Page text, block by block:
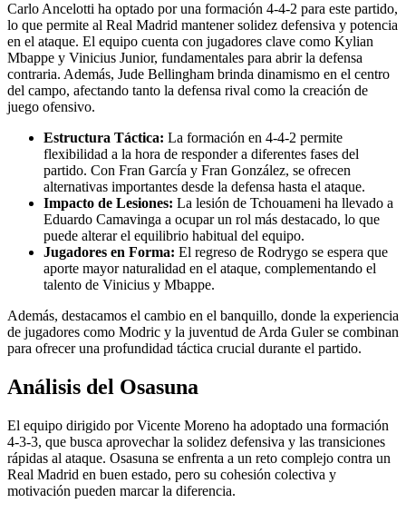
Carlo Ancelotti ha optado por una formación 4-4-2 para este partido,
lo que permite al Real Madrid mantener solidez defensiva y potencia
en el ataque. El equipo cuenta con jugadores clave como Kylian
Mbappe y Vinicius Junior, fundamentales para abrir la defensa
contraria. Además, Jude Bellingham brinda dinamismo en el centro
del campo, afectando tanto la defensa rival como la creación de
juego ofensivo.
Estructura Táctica: La formación en 4-4-2 permite
flexibilidad a la hora de responder a diferentes fases del
partido. Con Fran García y Fran González, se ofrecen
alternativas importantes desde la defensa hasta el ataque.
Impacto de Lesiones: La lesión de Tchouameni ha llevado a
Eduardo Camavinga a ocupar un rol más destacado, lo que
puede alterar el equilibrio habitual del equipo.
Jugadores en Forma: El regreso de Rodrygo se espera que
aporte mayor naturalidad en el ataque, complementando el
talento de Vinicius y Mbappe.
Además, destacamos el cambio en el banquillo, donde la experiencia
de jugadores como Modric y la juventud de Arda Guler se combinan
para ofrecer una profundidad táctica crucial durante el partido.
Análisis del Osasuna
El equipo dirigido por Vicente Moreno ha adoptado una formación
4-3-3, que busca aprovechar la solidez defensiva y las transiciones
rápidas al ataque. Osasuna se enfrenta a un reto complejo contra un
Real Madrid en buen estado, pero su cohesión colectiva y
motivación pueden marcar la diferencia.